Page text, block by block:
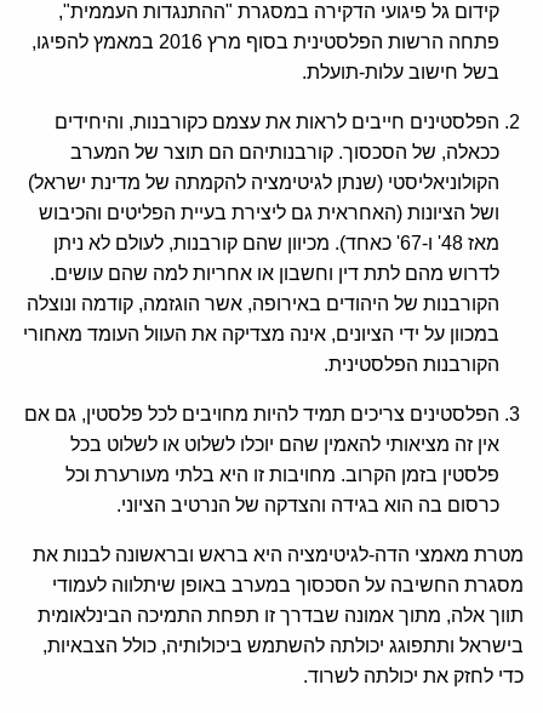
קידום גל פיגועי הדקירה במסגרת "ההתנגדות העממית",
פתחה הרשות הפלסטינית בסוף מרץ 2016 במאמץ להפיגו,
בשל חישוב עלות-תועלת.
הפלסטינים חייבים לראות את עצמם כקורבנות, והיחידים
ככאלה, של הסכסוך. קורבנותיהם הם תוצר של המערב
הקולוניאליסטי (שנתן לגיטימציה להקמתה של מדינת ישראל)
ושל הציונות (האחראית גם ליצירת בעיית הפליטים והכיבוש
מאז 48' ו-67' כאחד). מכיוון שהם קורבנות, לעולם לא ניתן
לדרוש מהם לתת דין וחשבון או אחריות למה שהם עושים.
הקורבנות של היהודים באירופה, אשר הוגזמה, קודמה ונוצלה
במכוון על ידי הציונים, אינה מצדיקה את העוול העומד מאחורי
הקורבנות הפלסטינית.
הפלסטינים צריכים תמיד להיות מחויבים לכל פלסטין, גם אם
אין זה מציאותי להאמין שהם יוכלו לשלוט או לשלוט בכל
פלסטין בזמן הקרוב. מחויבות זו היא בלתי מעורערת וכל
כרסום בה הוא בגידה והצדקה של הנרטיב הציוני.
מטרת מאמצי הדה-לגיטימציה היא בראש ובראשונה לבנות את
מסגרת החשיבה על הסכסוך במערב באופן שיתלווה לעמודי
תווך אלה, מתוך אמונה שבדרך זו תפחת התמיכה הבינלאומית
בישראל ותתפוגג יכולתה להשתמש ביכולותיה, כולל הצבאיות,
כדי לחזק את יכולתה לשרוד.